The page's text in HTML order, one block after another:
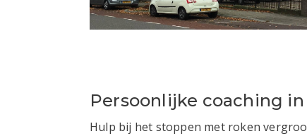
Persoonlijke coaching
Hulp bij het stoppen met roken